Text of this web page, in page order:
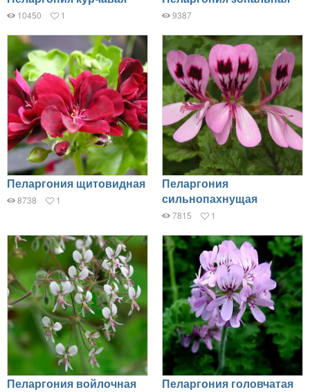
10450 1 9387
Пеларгония щитовидная
8738 1
Пеларгония
сильнопахнущая
7815 1
Пеларгония войлочная Пеларгония головчатая